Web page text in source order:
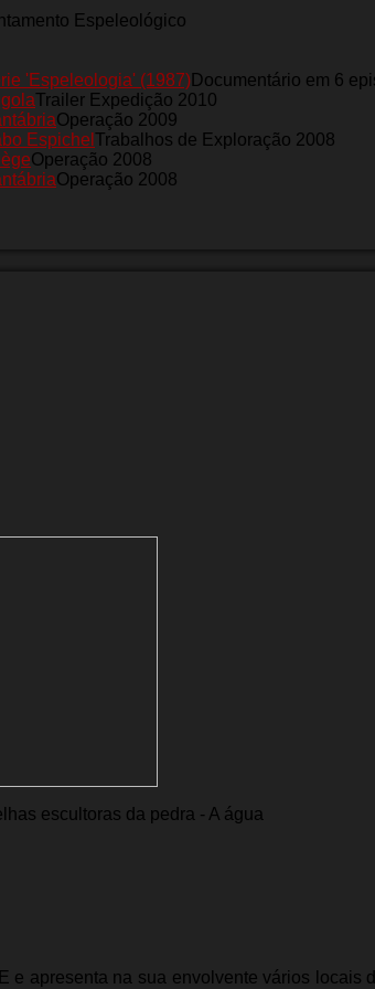
Espeleológico
'Espeleologia' (1987)Documentário em 6
Trailer Expedição 2010
Operação 2009
Espichel Trabalhos de Exploração 2008
Operação 2008
Operação 2008
escultoras da pedra - A água
e apresenta na sua envolvente vários locais